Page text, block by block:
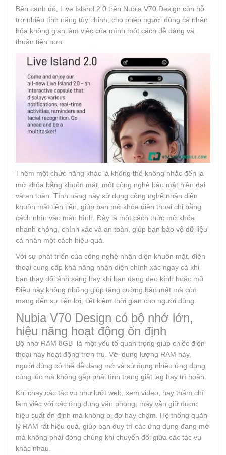
Bên cạnh đó, Live Island 2.0 trên Nubia V70 Design còn hỗ
trợ nhiều tính năng tùy chỉnh, cho phép người dùng cá nhân
hóa không gian làm việc của mình một cách dễ dàng và
thuận tiện hơn.
Thêm một chức năng khác là không thể không nhắc đến là
mở khóa bằng khuôn mặt, một công nghệ bảo mật hiện đại
và an toàn. Tính năng này sử dụng công nghệ nhận diện
khuôn mặt tiên tiến, giúp bạn mở khóa điện thoại chỉ bằng
cách nhìn vào màn hình. Đây là một cách thức mở khóa
nhanh chóng, chính xác và an toàn, giúp bạn bảo vệ dữ liệu
cá nhân một cách hiệu quả.
Với sự phát triển của công nghệ nhận diện khuôn mặt, điện
thoại cung cấp khả năng nhận diện chính xác ngay cả khi
bạn thay đổi ánh sáng hay khi bạn đang đeo kính hoặc mũ.
Điều này không những giúp tăng cường bảo mật mà còn
mang đến sự tiện lợi, tiết kiệm thời gian cho người dùng.
Nubia V70 Design có bộ nhớ lớn,
hiệu năng hoạt động ổn định
Bộ nhớ RAM 8GB là một yếu tố quan trọng giúp chiếc điện
thoại này hoạt động trơn tru. Với dung lượng RAM này,
người dùng có thể dễ dàng mở và sử dụng nhiều ứng dụng
cùng lúc mà không gặp phải tình trạng giật lag hay trì hoãn.
Khi chạy các tác vụ như lướt web, xem video, hay thậm chí
làm việc với các ứng dụng văn phòng, máy vẫn giữ được
hiệu suất ổn định mà không bị đơ hay chậm. Hệ thống quản
lý RAM rất hiệu quả, giúp bạn duy trì các ứng dụng đang mở
mà không phải đóng chúng khi chuyển đổi giữa các tác vụ
khác nhau.